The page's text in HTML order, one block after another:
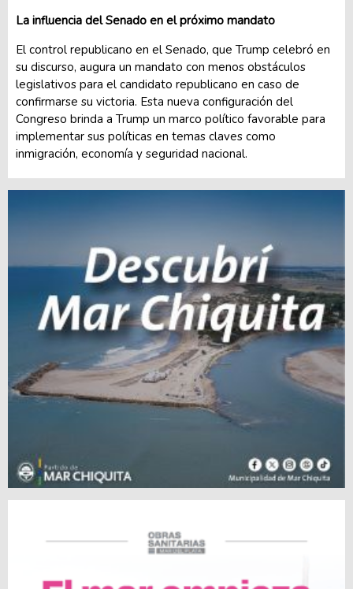
La influencia del Senado en el próximo mandato
El control republicano en el Senado, que Trump celebró en
su discurso, augura un mandato con menos obstáculos
legislativos para el candidato republicano en caso de
confirmarse su victoria. Esta nueva configuración del
Congreso brinda a Trump un marco político favorable para
implementar sus políticas en temas claves como
inmigración, economía y seguridad nacional.